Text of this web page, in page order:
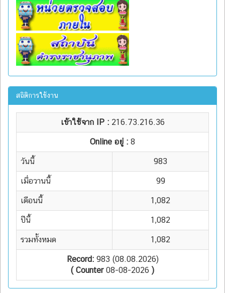
สถิติการใช้งาน
เข้าใช้จาก IP : 216.73.216.36
Online อยู่ : 8
วันนี้ 983
เมื่อวานนี้ 99
เดือนนี้ 1,082
ปีนี้ 1,082
รวมทั้งหมด 1,082
Record:983 (08.08.2026)
( Counter08-08-2026 )